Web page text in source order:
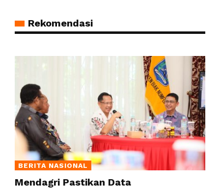
Rekomendasi
BERITA NASIONAL
Mendagri Pastikan Data